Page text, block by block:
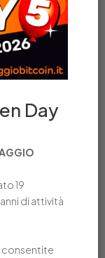
Day
19
di attività
consentite